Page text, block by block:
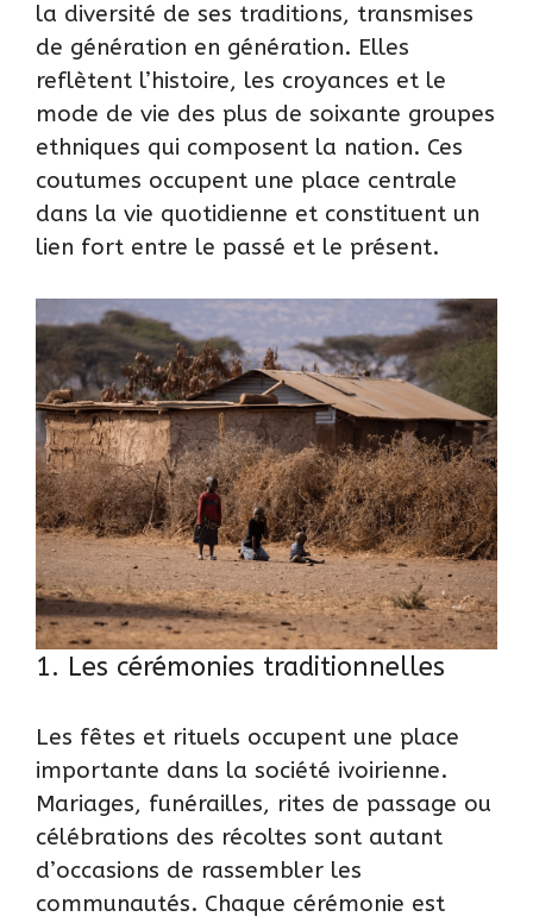
la diversité de ses traditions, transmises
de génération en génération. Elles
reflètent l’histoire, les croyances et le
mode de vie des plus de soixante groupes
ethniques qui composent la nation. Ces
coutumes occupent une place centrale
dans la vie quotidienne et constituent un
lien fort entre le passé et le présent.
1. Les cérémonies traditionnelles
Les fêtes et rituels occupent une place
importante dans la société ivoirienne.
Mariages, funérailles, rites de passage ou
célébrations des récoltes sont autant
d’occasions de rassembler les
communautés. Chaque cérémonie est